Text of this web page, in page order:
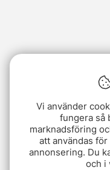
Vi använder
fungera så
marknadsföring
att användas
annonsering. Du
och i